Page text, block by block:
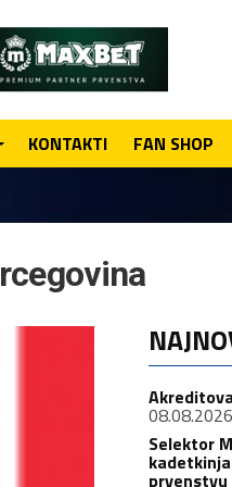
KONTAKTI FAN SHOP
Selektor
prvenstvu